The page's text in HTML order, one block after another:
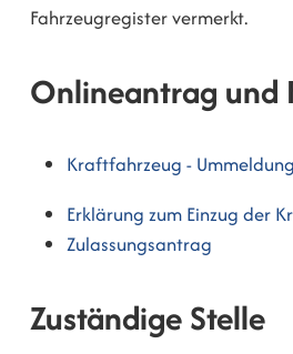
Fahrzeugregister vermerkt.
Onlineantrag und
Kraftfahrzeug -
Erklärung zum Einzug der
Zulassungsantrag
Zuständige Stelle